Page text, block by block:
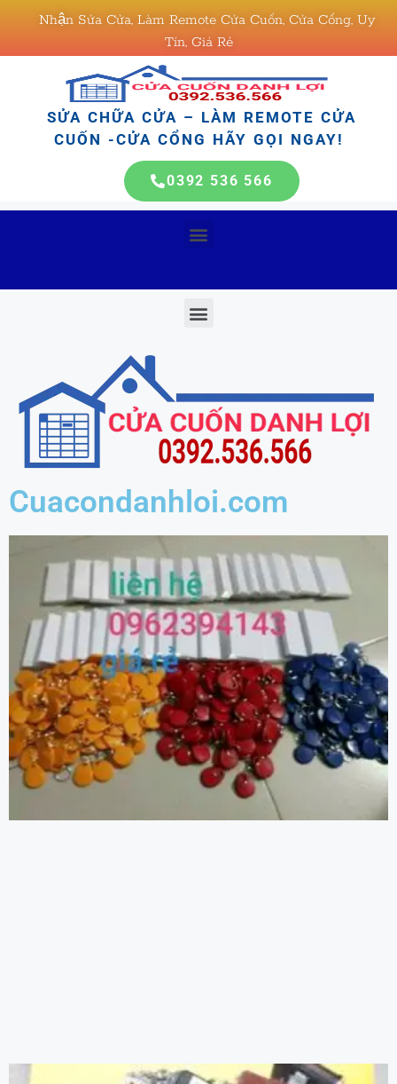
Nhận Sửa Cửa, Làm Remote Cửa Cuốn, Cửa Cổng, Uy
Tín, Giá Rẻ
SỬA CHỮA CỬA – LÀM REMOTE CỬA
CUỐN -CỬA CỔNG HÃY GỌI NGAY!
0392 536 566
Cuacondanhloi.com